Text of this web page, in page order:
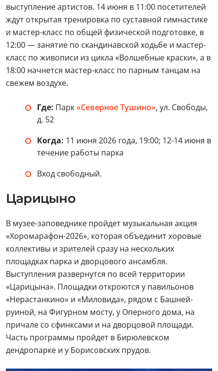
выступление артистов. 14 июня в 11:00 посетителей
ждут открытая тренировка по суставной гимнастике
и мастер-класс по общей физической подготовке, в
12:00 — занятие по скандинавской ходьбе и мастер-
класс по живописи из цикла «Волшебные краски», а в
18:00 начнется мастер-класс по парным танцам на
свежем воздухе.
Где: Парк«Северное Тушино», ул. Свободы,
д. 52
Когда: 11 июня 2026 года, 19:00; 12-14 июня в
течение работы парка
Вход свободный.
Царицыно
В музее-заповеднике пройдет музыкальная акция
«Хоромарафон-2026», которая объединит хоровые
коллективы и зрителей сразу на нескольких
площадках парка и дворцового ансамбля.
Выступления развернутся по всей территории
«Царицына». Площадки откроются у павильонов
«Нерастанкино» и «Миловида», рядом с Башней-
руиной, на Фигурном мосту, у Оперного дома, на
причале со сфинксами и на дворцовой площади.
Часть программы пройдет в Бирюлевском
дендропарке и у Борисовских прудов.